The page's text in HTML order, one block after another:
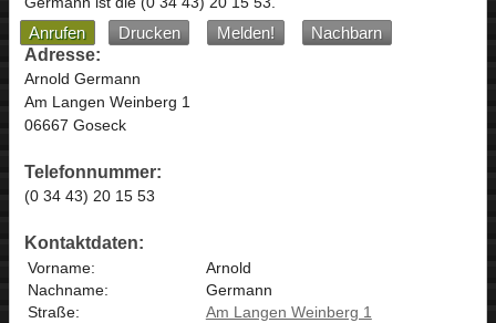
Anrufen Drucken Melden!
Nachbarn
Adresse:
Arnold Germann
Am Langen Weinberg 1
06667 Goseck
Telefonnummer:
(0 34 43) 20 15 53
Kontaktdaten:
Vorname:
Arnold
Nachname:
Germann
Straße:
Am Langen Weinberg 1